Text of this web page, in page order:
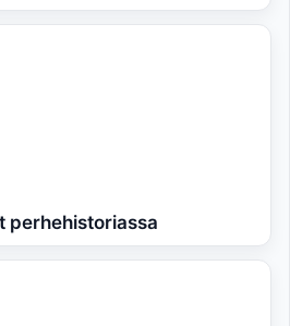
perhehistoriassa